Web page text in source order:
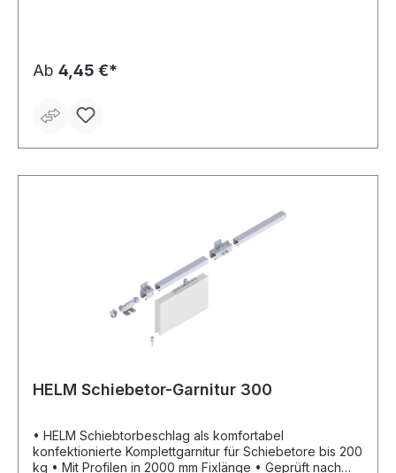
Ab 4,45 €*
HELM Schiebetor-Garnitur 300
• HELM Schiebtorbeschlag als komfortabel
konfektionierte Komplettgarnitur für Schiebetore bis 200
kg • Mit Profilen in 2000 mm Fixlänge • Geprüft nach